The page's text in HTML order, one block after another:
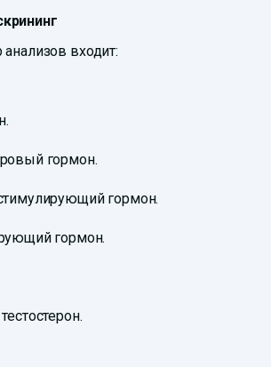
входит:
гормон.
гормон.
гормон.